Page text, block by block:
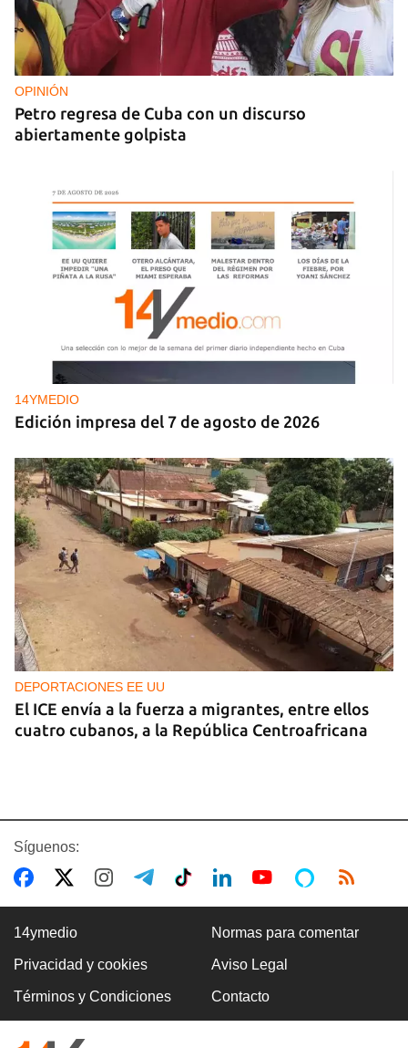
FOTO DEL DÍA
Lluvia para beber, agua contaminada para el día a
día
OPINIÓN
Petro regresa de Cuba con un discurso
abiertamente golpista
14YMEDIO
Edición impresa del 7 de agosto de 2026
DEPORTACIONES EE UU
El ICE envía a la fuerza a migrantes, entre ellos
cuatro cubanos, a la República Centroafricana
GUERRA
Ucrania ataca otro centro logístico del Amazon
ruso, esta vez en los Urales
Síguenos:
14ymedio Normas para comentar
Privacidad y cookies Aviso Legal
Términos y Condiciones Contacto